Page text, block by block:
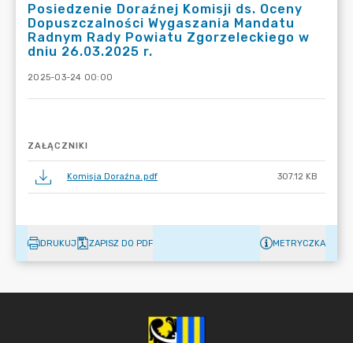
Posiedzenie Doraźnej Komisji ds. Oceny
Dopuszczalności Wygaszania Mandatu
Radnym Rady Powiatu Zgorzeleckiego w
dniu 26.03.2025 r.
2025-03-24 00:00
ZAŁĄCZNIKI
Komisja Doraźna.pdf 307.12 KB
DRUKUJ ZAPISZ DO PDF METRYCZKA